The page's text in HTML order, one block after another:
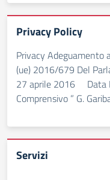
Privacy Policy
Privacy Adeguamento
(ue) 2016/679 Del
27 aprile 2016 Data
Comprensivo ” G.
Servizi